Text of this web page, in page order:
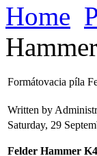
Home
Formátovacia píla
Written by
Saturday, 29
Felder Hammer